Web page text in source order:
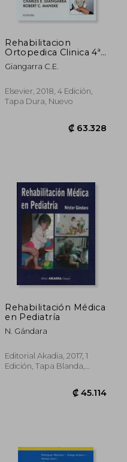
Rehabilitacion
Ortopedica Clinica 4ª
ed
Giangarra C.E.
Elsevier, 2018, 4 Edición,
Tapa Dura, Nuevo
Rehabilitación Médica
en Pediatría
N. Gándara
Editorial Akadia, 2017, 1
Edición, Tapa Blanda,